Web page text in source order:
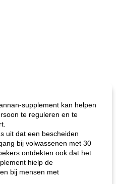
supplement kan helpen
te reguleren en te
uit dat een bescheiden
bij volwassenen met 30
ontdekten ook dat het
hielp de
bij mensen met